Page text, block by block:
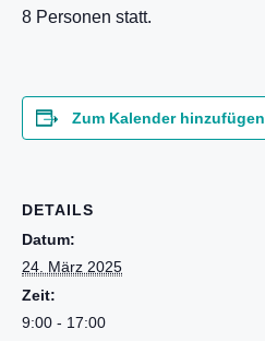
8 Personen statt.
Zum Kalender hinzufügen
DETAILS
Datum:
24. März 2025
Zeit:
9:00 - 17:00